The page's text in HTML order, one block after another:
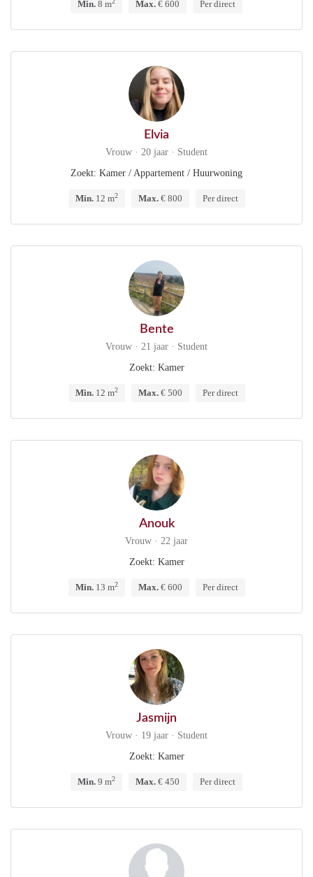
Min. 8 m Max. € 600 Per direct
Elvia
Vrouw · 20 jaar · Student
Zoekt: Kamer / Appartement / Huurwoning
Min.12 m2 Max.€ 800 Per direct
Bente
Vrouw · 21 jaar · Student
Zoekt: Kamer
Min.12 m2 Max.€ 500 Per direct
Anouk
Vrouw · 22 jaar
Zoekt: Kamer
Min.13 m2 Max.€ 600 Per direct
Jasmijn
Vrouw · 19 jaar · Student
Zoekt: Kamer
Min. 9 m2 Max. € 450 Per direct